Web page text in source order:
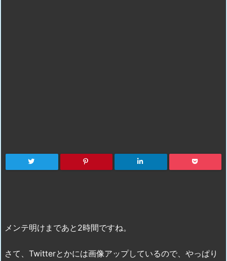
メンテ明けまであと2時間ですね。
さて、Twitterとかには画像アップしているので、やっぱり